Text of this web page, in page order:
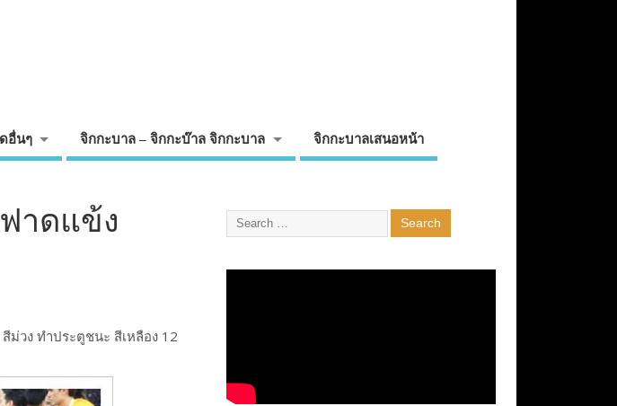
อื่นๆ จิกกะบาล – จิกกะบ๊าล จิกกะบาล จิกกะบาลเสนอหน้า
ฟาดแข้ง
วง ทำประตูชนะ สีเหลือง 12